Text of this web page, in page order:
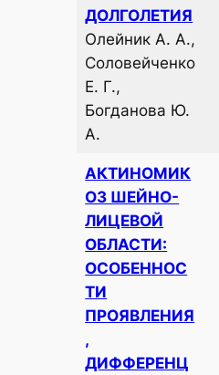
ДОЛГОЛЕТИЯ
Олейник А. А.,
Соловейченко
Е. Г.,
Богданова Ю.
А.
АКТИНОМИК
ОЗ ШЕЙНО-
ЛИЦЕВОЙ
ОБЛАСТИ:
ОСОБЕННОС
ТИ
ПРОЯВЛЕНИЯ
,
ДИФФЕРЕНЦ